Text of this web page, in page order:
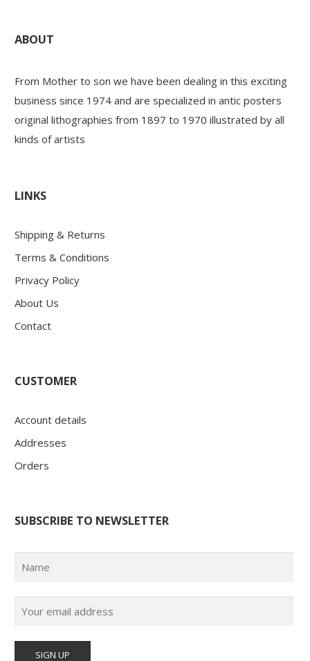
ABOUT
From Mother to son we have been dealing in this exciting
business since 1974 and are specialized in antic posters
original lithographies from 1897 to 1970 illustrated by all
kinds of artists
LINKS
Shipping & Returns
Terms & Conditions
Privacy Policy
About Us
Contact
CUSTOMER
Account details
Addresses
Orders
SUBSCRIBE TO NEWSLETTER